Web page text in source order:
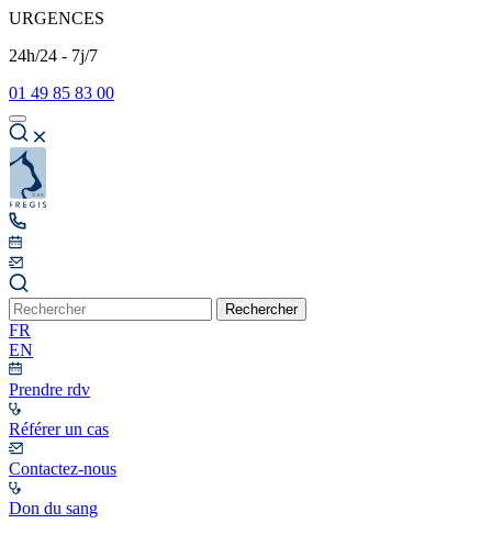
URGENCES
24h/24 - 7j/7
01 49 85 83 00
Rechercher
FR
EN
Prendre rdv
Référer un cas
Contactez-nous
Don du sang